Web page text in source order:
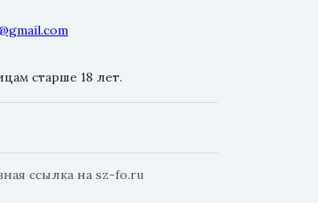
старше 18 лет.
ссылка на sz-fo.ru